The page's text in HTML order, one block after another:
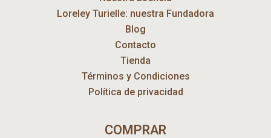
Loreley Turielle: nuestra Fundadora
Blog
Contacto
Tienda
Términos y Condiciones
Política de privacidad
COMPRAR